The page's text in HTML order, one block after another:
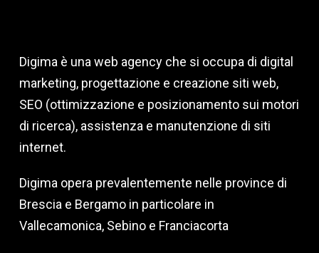
Digima è una web agency che si occupa di digital
marketing, progettazione e creazione siti web,
SEO (ottimizzazione e posizionamento sui motori
di ricerca), assistenza e manutenzione di siti
internet.
Digima opera prevalentemente nelle province di
Brescia e Bergamo in particolare in
Vallecamonica, Sebino e Franciacorta